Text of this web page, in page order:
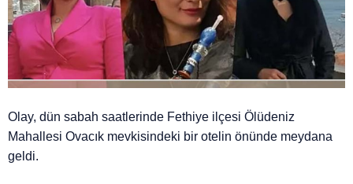
Olay, dün sabah saatlerinde Fethiye ilçesi Ölüdeniz
Mahallesi Ovacık mevkisindeki bir otelin önünde meydana
geldi.